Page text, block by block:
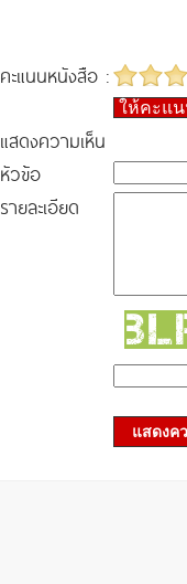
คะแนนหนังสือ :
ให้คะแ
แสดงความเห็น
หัวข้อ
รายละเอียด
แสดงค